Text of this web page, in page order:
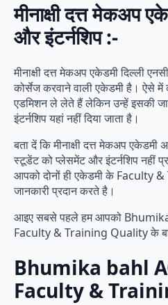
मीनाक्षी दत्त मेकअप
और इंटर्नशिप :-
मीनाक्षी दत्त मेकअप एकेडमी दिल्ली
कोर्सेज करवाने वाली एकेडमी है। ऐसे
एडमिशन ले लेते हैं लेकिन उन्हें इसकी
इंटर्नशिप यहां नहीं दिया जाता है।
बता दें कि मीनाक्षी दत्त मेकअप
स्टूडेंट को प्लेसमेंट और इंटर्नशिप नहीं
आपको दोनों ही एकेडमी के Faculty
जानकारी प्रदान करते है।
आइए सबसे पहले हम आपको
Faculty & Training Quality के
Bhumika bahl
Faculty &